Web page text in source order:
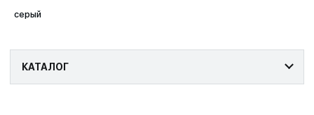
серый
КАТАЛОГ